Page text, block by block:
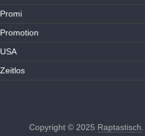
Promi
Promotion
USA
Zeitlos
Copyright © 2025 Raptastisch